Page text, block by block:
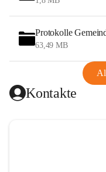
Protokolle
63,49 MB
Kontakte